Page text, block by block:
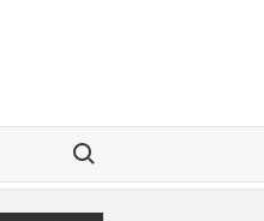
Search for: